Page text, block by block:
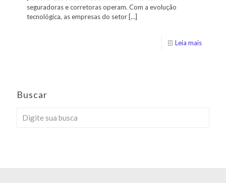
seguradoras e corretoras operam. Com a evolução
tecnológica, as empresas do setor […]
Leia mais
Buscar